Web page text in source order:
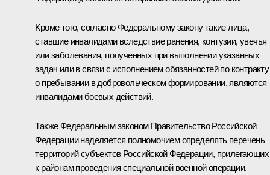
Кроме того, согласно Федеральному закону такие лица,
ставшие инвалидами вследствие ранения, контузии, увечья
или заболевания, полученных при выполнении указанных
задач или в связи с исполнением обязанностей по контракту
о пребывании в добровольческом формировании, являются
инвалидами боевых действий.
Также Федеральным законом Правительство Российской
Федерации наделяется полномочием определять перечень
территорий субъектов Российской Федерации, прилегающих
к районам проведения специальной военной операции.